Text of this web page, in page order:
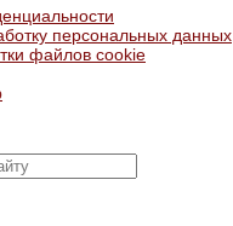
персональных данных
файлов cookie